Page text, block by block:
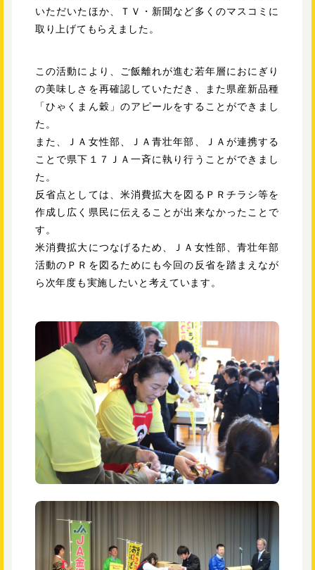
いただいたほか、ＴＶ・新聞など多くのマスコミに
取り上げてもらえました。
この活動により、ご飯離れが進む若年層におにぎり
の美味しさを再確認していただき、また県産新品種
「ひゃくまん穀」のアピールをすることができまし
た。
また、ＪＡ女性部、ＪＡ青壮年部、ＪＡが連携する
ことで県下１７ＪＡ一斉に執り行うことができまし
た。
反省点としては、米消費拡大を図るＰＲチラシ等を
作成し広く県民に伝えることが出来なかったことで
す。
米消費拡大につなげるため、ＪＡ女性部、青壮年部
活動のＰＲを図るためにも今回の反省を踏まえなが
ら次年度も実施したいと考えています。